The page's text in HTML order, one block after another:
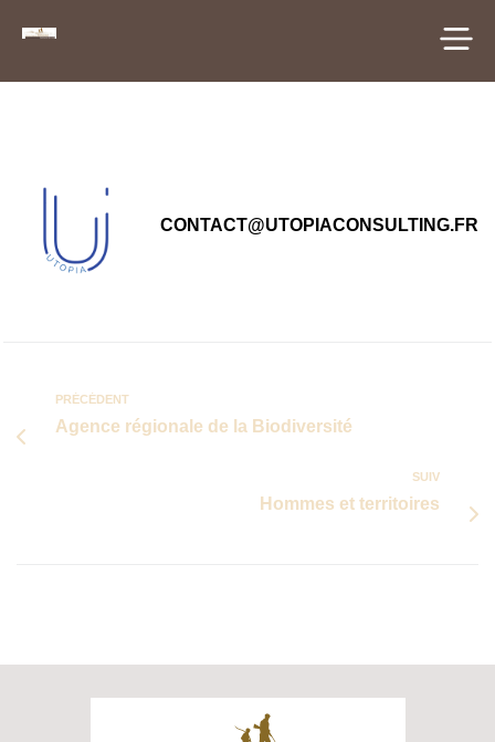
CONTACT@UTOPIACONSULTING.FR
PRÉCÉDENT
Agence régionale de la Biodiversité
SUIV
Hommes et territoires